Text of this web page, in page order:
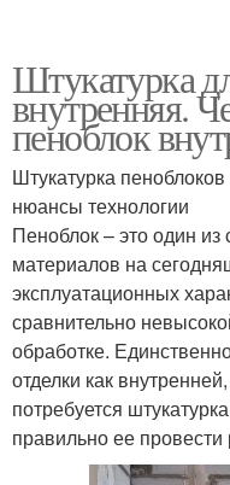
Штукатурка
внутренняя.
пеноблок
Штукатурка
нюансы технологии
Пеноблок – это один
материалов на
эксплуатационных
сравнительно
обработке.
отделки как
потребуется
правильно ее